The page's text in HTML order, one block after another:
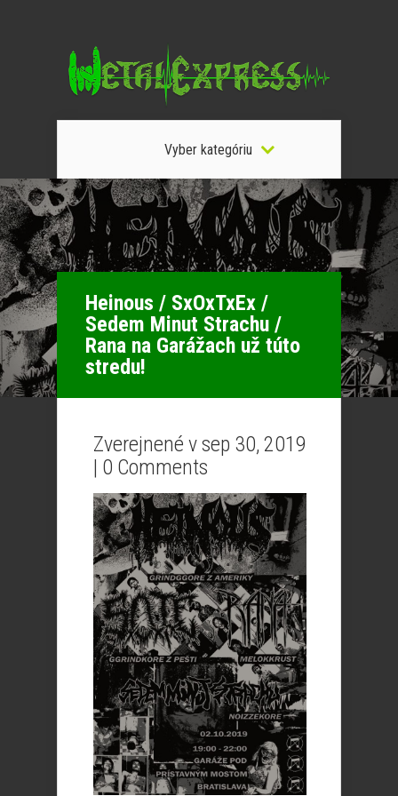
Vyber kategóriu
Heinous / SxOxTxEx /
Sedem Minut Strachu /
Rana na Garážach už túto
stredu!
Zverejnené v sep 30, 2019
| 0 Comments